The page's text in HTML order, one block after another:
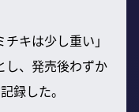
キは少し重い」
し、発売後わずか
録した。